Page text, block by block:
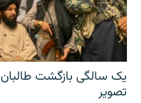
یک سالگی بازگشت
تصویر